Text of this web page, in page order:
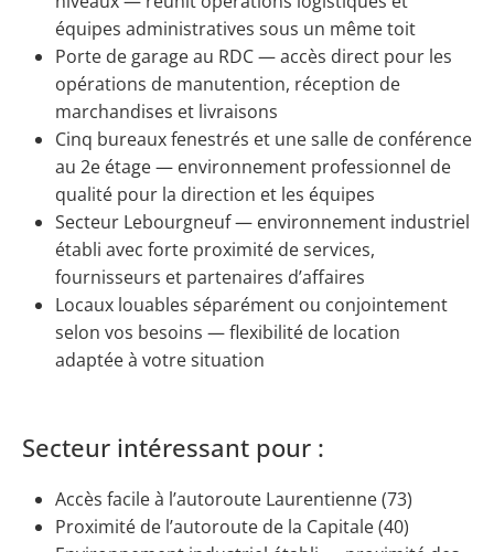
équipes administratives sous un même toit
Porte de garage au RDC — accès direct pour les
opérations de manutention, réception de
marchandises et livraisons
Cinq bureaux fenestrés et une salle de conférence
au 2e étage — environnement professionnel de
qualité pour la direction et les équipes
Secteur Lebourgneuf — environnement industriel
établi avec forte proximité de services,
fournisseurs et partenaires d’affaires
Locaux louables séparément ou conjointement
selon vos besoins — flexibilité de location
adaptée à votre situation
Secteur intéressant pour :
Accès facile à l’autoroute Laurentienne (73)
Proximité de l’autoroute de la Capitale (40)